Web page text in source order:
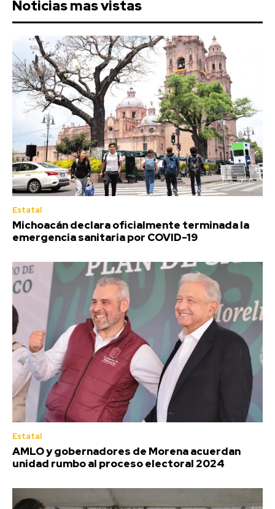
Noticias mas vistas
Estatal
Michoacán declara oficialmente terminada la
emergencia sanitaria por COVID-19
Estatal
AMLO y gobernadores de Morena acuerdan
unidad rumbo al proceso electoral 2024